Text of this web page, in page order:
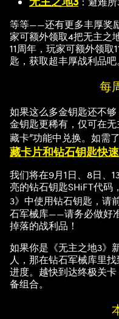
等等——还有更多丰厚奖
家可额外领取4把无主之
11周年，玩家可额外领取
匙，获取超丰厚战利品吧。
每
如果这么多金钥匙还不
金钥匙更稀有，仅可在
藏卡”功能中兑换。如需
藏卡片和钻石钥匙快速
我们将在9月1日、8日、
亮的钻石钥匙SHiFT代码
3》中使用钻石钥匙，请
石军械库——请务必做好
掉落的战利品！
如果你是《无主之地3》
人，那在钻石军械库里
进度。越快到达终极关
备组合。